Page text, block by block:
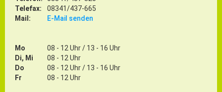
Telefax:
08341/437-665
Mail:
E-Mail senden
Mo
08 - 12 Uhr / 13 - 16 Uhr
Di, Mi
08 - 12 Uhr
Do
08 - 12 Uhr / 13 - 16 Uhr
Fr
08 - 12 Uhr